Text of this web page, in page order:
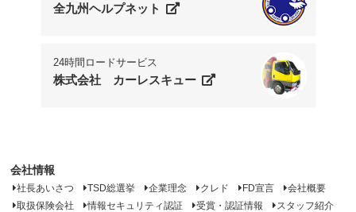
全九州ヘルプネット
24時間ロードサービス
株式会社 カーレスキュー
会社情報
社長あいさつ TSD総選挙 企業理念 クレド FD宣言
会社概要
取扱保険会社
情報セキュリティ認証 受賞・認証情報
スタッフ紹介